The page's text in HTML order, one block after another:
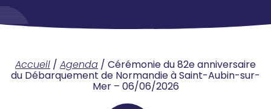
Accueil / Agenda / Cérémonie du 82e anniversaire
du Débarquement de Normandie à Saint-Aubin-sur-
Mer – 06/06/2026